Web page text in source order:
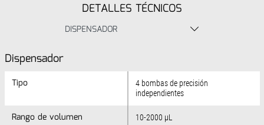
DETALLES TÉCNICOS
DISPENSADOR
Dispensador
Tipo
Rango de volumen
Tipo
4 bombas de precisión
independientes
Rango de volumen 10-2000 µL